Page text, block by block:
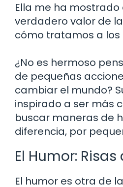
Ella me ha mostrado
verdadero valor de
cómo tratamos a los
¿No es hermoso
de pequeñas
cambiar el mundo?
inspirado a ser más
buscar maneras de
diferencia, por
El Humor:
El humor es otra de